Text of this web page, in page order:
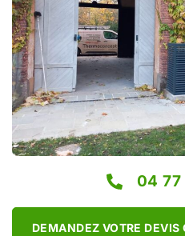
04 77
DEMANDEZ VOTRE DEVIS